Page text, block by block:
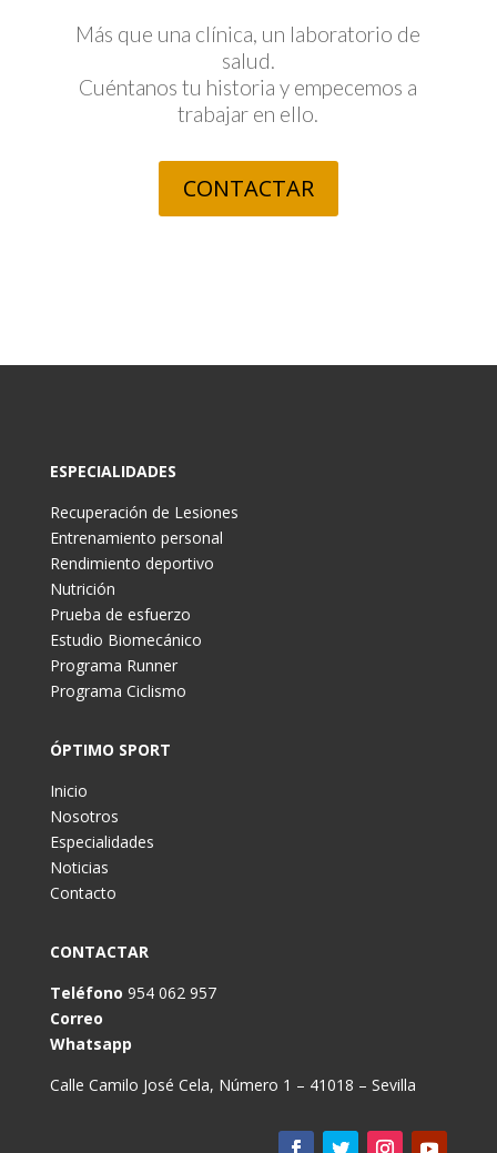
Más que una clínica, un laboratorio de
salud.
Cuéntanos tu historia y empecemos a
trabajar en ello.
CONTACTAR
ESPECIALIDADES
Recuperación de Lesiones
Entrenamiento personal
Rendimiento deportivo
Nutrición
Prueba de esfuerzo
Estudio Biomecánico
Programa Runner
Programa Ciclismo
ÓPTIMO SPORT
Inicio
Nosotros
Especialidades
Noticias
Contacto
CONTACTAR
Teléfono 954 062 957
Correo
Whatsapp
Calle Camilo José Cela, Número 1 – 41018 – Sevilla